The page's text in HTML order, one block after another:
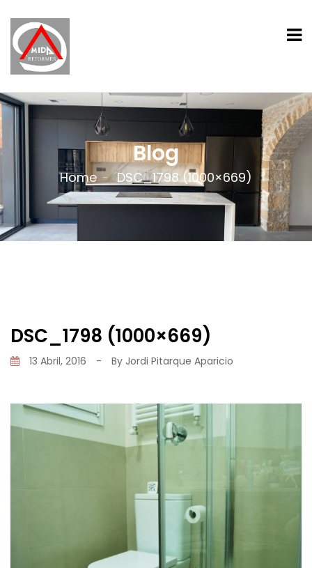
Blog
Home DSC_1798 (1000×669)
DSC_1798 (1000×669)
13 Abril, 2016 - By Jordi Pitarque Aparicio